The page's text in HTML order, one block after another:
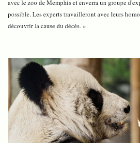
avec le zoo de Memphis et enverra un groupe
possible. Les experts travailleront avec leurs
découvrir la cause du décès. »